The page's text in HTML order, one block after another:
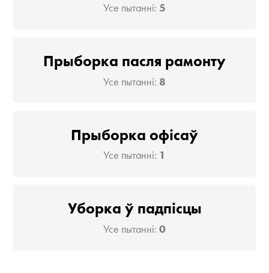
Усе пытанні: 5
Прыборка пасля рамонту
Усе пытанні: 8
Прыборка офісаў
Усе пытанні: 1
Уборка ў падпісцы
Усе пытанні: 0